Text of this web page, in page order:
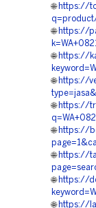
🌐 https://
🌐 https://
🌐 https://
🌐 https://
🌐 https://
🌐 https://
🌐 https://
🌐 https://
🌐 https://